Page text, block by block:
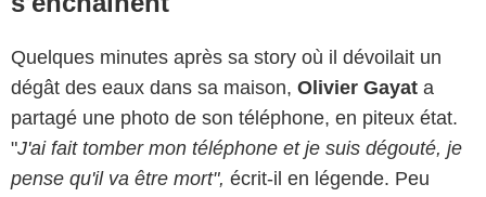
Quelques minutes après sa story où il dévoilait un
dégât des eaux dans sa maison, Olivier Gayat a
partagé une photo de son téléphone, en piteux état.
"J'ai fait tomber mon téléphone et je suis dégouté, je
pense qu'il va être mort", écrit-il en légende. Peu